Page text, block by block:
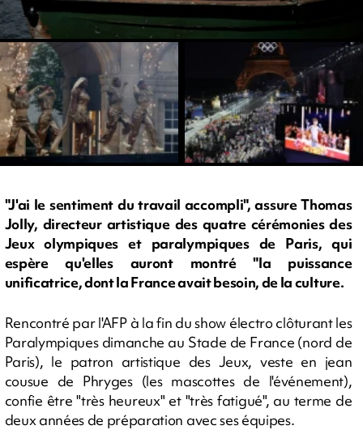
"J'ai le sentiment du travail accompli", assure Thomas
Jolly, directeur artistique des quatre cérémonies des
Jeux olympiques et paralympiques de Paris, qui
espère qu'elles auront montré "la puissance
unificatrice, dont la France avait besoin, de la culture.
Rencontré par l'AFP à la fin du show électro clôturant les
Paralympiques dimanche au Stade de France (nord de
Paris), le patron artistique des Jeux, veste en jean
cousue de Phryges (les mascottes de l'événement),
confie être "très heureux" et "très fatigué", au terme de
deux années de préparation avec ses équipes.